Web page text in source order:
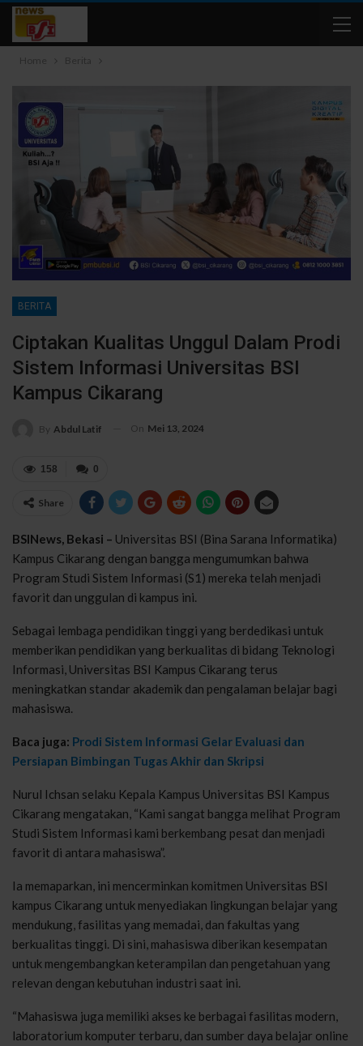
Home Berita
BERITA
Ciptakan Kualitas Unggul Dalam Prodi
Sistem Informasi Universitas BSI
Kampus Cikarang
By Abdul Latif On Mei 13, 2024
0
158
Share
BSINews, Bekasi – Universitas BSI (Bina Sarana Informatika)
Kampus Cikarang dengan bangga mengumumkan bahwa
Program Studi Sistem Informasi (S1) mereka telah menjadi
favorit dan unggulan di kampus ini.
Sebagai lembaga pendidikan tinggi yang berdedikasi untuk
memberikan pendidikan yang berkualitas di bidang Teknologi
Informasi, Universitas BSI Kampus Cikarang terus
meningkatkan standar akademik dan pengalaman belajar bagi
mahasiswa.
Baca juga: Prodi Sistem Informasi Gelar Evaluasi dan
Persiapan Bimbingan Tugas Akhir dan Skripsi
Nurul Ichsan selaku Kepala Kampus Universitas BSI Kampus
Cikarang mengatakan, “Kami sangat bangga melihat Program
Studi Sistem Informasi kami berkembang pesat dan menjadi
favorit di antara mahasiswa”.
Ia memaparkan, ini mencerminkan komitmen Universitas BSI
kampus Cikarang untuk menyediakan lingkungan belajar yang
mendukung, fasilitas yang memadai, dan fakultas yang
berkualitas tinggi. Di sini, mahasiswa diberikan kesempatan
untuk mengembangkan keterampilan dan pengetahuan yang
relevan dengan kebutuhan industri saat ini.
“Mahasiswa juga memiliki akses ke berbagai fasilitas modern,
laboratorium komputer terbaru, dan sumber daya belajar online